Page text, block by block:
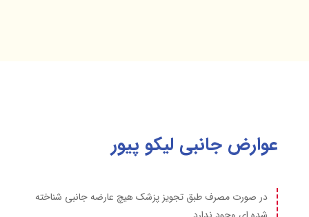
عوارض جانبی لیکو پیور
در صورت مصرف طبق تجویز پزشک هیچ عارضه جانبی شناخته